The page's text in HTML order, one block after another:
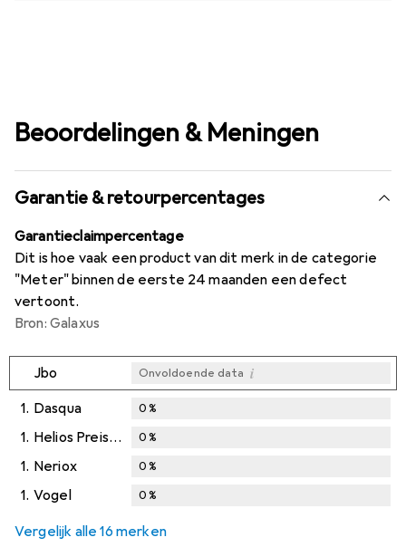
Beoordelingen & Meningen
Garantie & retourpercentages
Garantieclaimpercentage
Dit is hoe vaak een product van dit merk in de categorie
"Meter" binnen de eerste 24 maanden een defect
vertoont.
Bron: Galaxus
Jbo Onvoldoende data i
1. Dasqua 0%
1. Helios Preisser 0%
1. Neriox 0%
1. Vogel 0%
Vergelijk alle 16 merken